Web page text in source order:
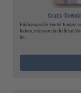
Gratis-
Pädagogische Einrichtungen
haben, müssen deshalb bei
ist.